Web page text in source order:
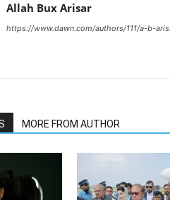
Allah Bux Arisar
https://www.dawn.com/authors/111/a-b-
MORE FROM AUTHOR